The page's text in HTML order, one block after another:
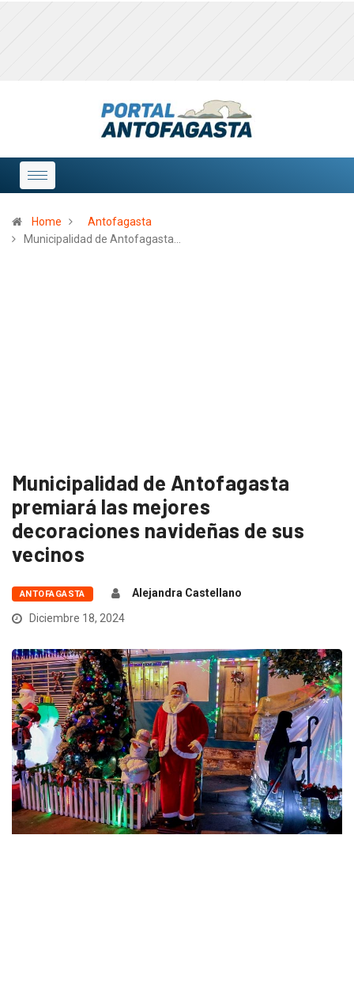
Home
Antofagasta
Municipalidad de Antofagasta…
Municipalidad de Antofagasta
premiará las mejores
decoraciones navideñas de sus
vecinos
ANTOFAGASTA
Alejandra Castellano
Diciembre 18, 2024